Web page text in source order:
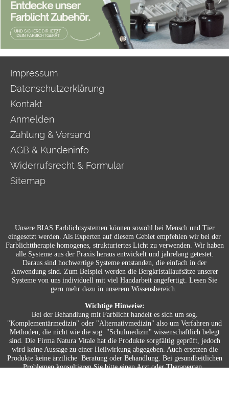
Impressum
Datenschutzerklärung
Kontakt
Anmelden
Zahlung & Versand
AGB & Kundeninfo
Widerrufsrecht & Formular
Sitemap
Unsere BIAS Farblichtsystemen können sowohl bei Mensch und Tier
eingesetzt werden. Als Experten auf diesem Gebiet empfehlen wir bei der
Farblichttherapie homogenes, strukturiertes Licht zu verwenden. Wir haben
alle Systeme aus der Praxis heraus entwickelt und jahrelang getestet.
Daraus sind hochwertige Systeme entstanden, die einfach in der
Anwendung sind. Zum Beispiel werden die Bergkristallaufsätze unserer
Systeme von uns individuell mit viel Handarbeit angefertigt. Lesen Sie
gern mehr dazu in unserem Wissensbereich.
Wichtige Hinweise:
Bei der Behandlung mit Farblicht handelt es sich um sog.
"Komplementärmedizin" oder "Alternativmedizin" also um Verfahren und
Methoden, die nicht wie die sog. "Schulmedizin" wissenschaftlich belegt
sind. Die Firma Natura Vitale hat die Produkte sorgfältig geprüft, jedoch
wird keine Aussage zu einer Heilwirkung abgegeben. Auch ersetzen die
Produkte keine ärztliche Beratung oder Behandlung. Bei gesundheitlichen
Problemen konsultieren Sie bitte einen Arzt oder Therapeuten.